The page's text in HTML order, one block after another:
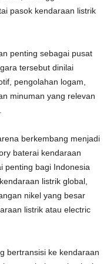
pasok kendaraan listrik
penting sebagai pusat
tersebut dinilai
pengolahan logam,
minuman yang relevan
berkembang menjadi
baterai kendaraan
penting bagi Indonesia
listrik global,
nikel yang besar
listrik atau electric
bertransisi ke kendaraan